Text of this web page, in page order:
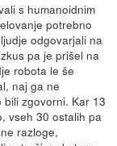
s humanoidnim
potrebno
odgovarjali na
pa je prišel na
robota le še
naj ga ne
zgovorni. Kar 13
vseh 30 ostalih pa
razloge,